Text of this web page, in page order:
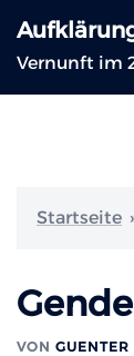
Inhalt
springen
Vernunft im
Startseite
VON GUENTER